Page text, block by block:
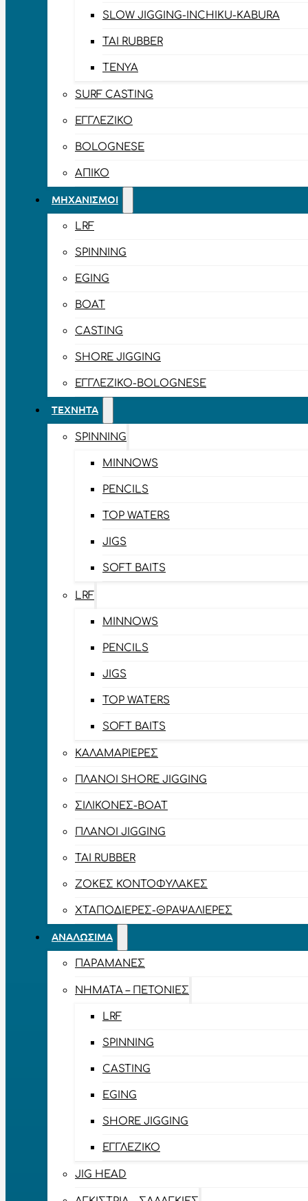
SLOW JIGGING-INCHIKU-KABURA
TAI RUBBER
TENYA
SURF CASTING
ΕΓΓΛΈΖΙΚΟ
BOLOGNESE
ΑΠΊΚΟ
ΜΗΧΑΝΙΣΜΟΊ
LRF
SPINNING
EGING
BOAT
CASTING
SHORE JIGGING
ΕΓΓΛΈΖΙΚΟ-BOLOGNESE
ΤΕΧΝΗΤΆ
SPINNING
MINNOWS
PENCILS
TOP WATERS
JIGS
SOFT BAITS
LRF
MINNOWS
PENCILS
JIGS
TOP WATERS
SOFT BAITS
ΚΑΛΑΜΑΡΙΈΡΕΣ
ΠΛΆΝΟΙ SHORE JIGGING
ΣΙΛΙΚΌΝΕΣ-BOAT
ΠΛΆΝΟΙ JIGGING
TAI RUBBER
ΖΌΚΕΣ ΚΟΝΤΟΦΎΛΑΚΕΣ
ΧΤΑΠΟΔΙΈΡΕΣ-ΘΡΑΨΑΛΙΈΡΕΣ
ΑΝΑΛΏΣΙΜΑ
ΠΑΡΑΜΆΝΕΣ
ΝΉΜΑΤΑ – ΠΕΤΟΝΙΈΣ
LRF
SPINNING
CASTING
EGING
SHORE JIGGING
ΕΓΓΛΈΖΙΚΟ
JIG HEAD